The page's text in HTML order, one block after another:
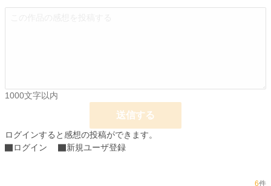
初回完結日時 2021.10.15 02:09
月間ポイント 3,465 pt (11,043 位)
1000文字以内
送信する
ログインすると感想の投稿ができます。
ログイン
新規ユーザ登録
6件